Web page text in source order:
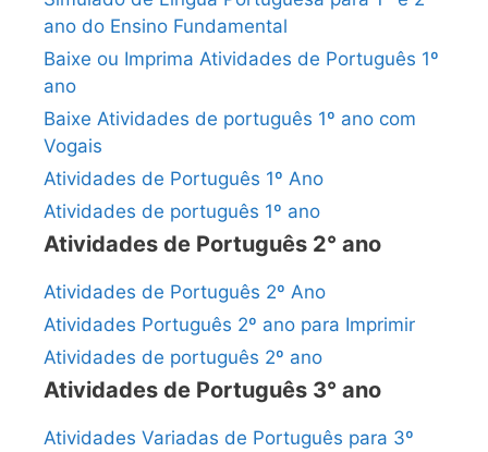
ano do Ensino Fundamental
Baixe ou Imprima Atividades de Português 1º
ano
Baixe Atividades de português 1º ano com
Vogais
Atividades de Português 1º Ano
Atividades de português 1º ano
Atividades de Português 2° ano
Atividades de Português 2º Ano
Atividades Português 2º ano para Imprimir
Atividades de português 2º ano
Atividades de Português 3° ano
Atividades Variadas de Português para 3º